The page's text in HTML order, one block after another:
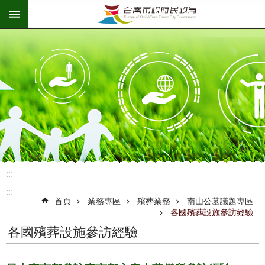
跳到主要內容區塊
:::
:::
首頁 業務專區 殯葬業務
南山公墓議題專區
各國殯葬設施參訪經驗
各國殯葬設施參訪經驗